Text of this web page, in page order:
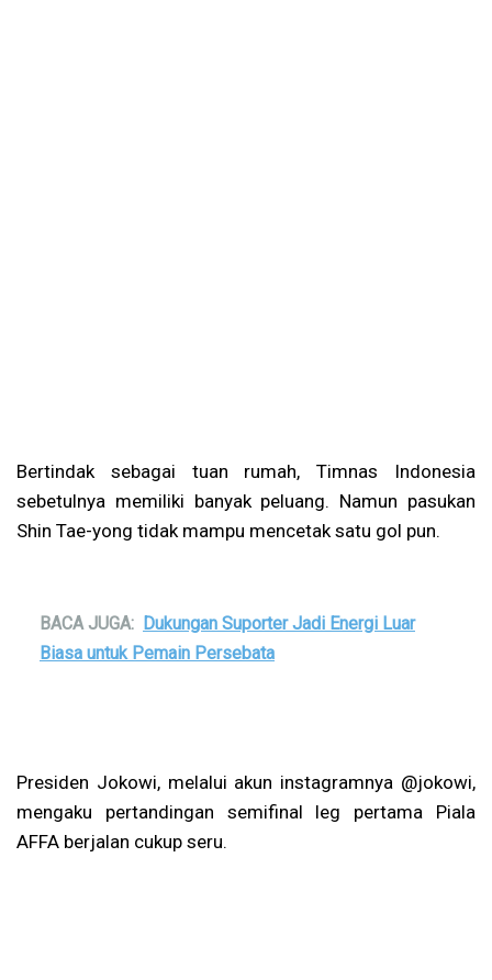
Bertindak sebagai tuan rumah, Timnas Indonesia
sebetulnya memiliki banyak peluang. Namun pasukan
Shin Tae-yong tidak mampu mencetak satu gol pun.
BACA JUGA: Dukungan Suporter Jadi Energi Luar
Biasa untuk Pemain Persebata
Presiden Jokowi, melalui akun instagramnya @jokowi,
mengaku pertandingan semifinal leg pertama Piala
AFFA berjalan cukup seru.